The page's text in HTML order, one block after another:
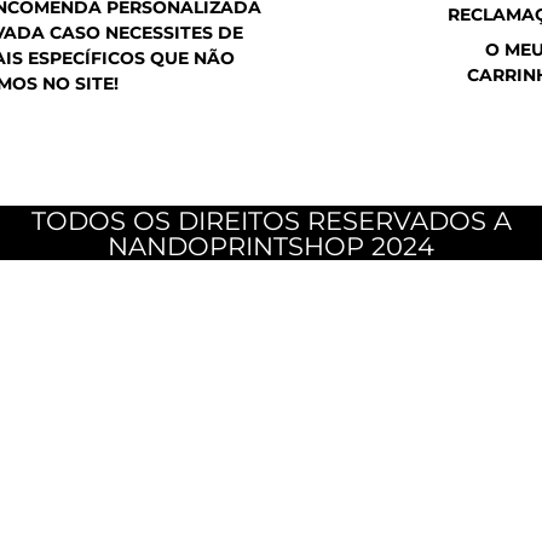
PERSONALIZADA
CASO NECESSITES DE
ESPECÍFICOS QUE NÃO
NO SITE!
O
TODOS OS DIREITOS RESERVADOS A
NANDOPRINTSHOP 2024